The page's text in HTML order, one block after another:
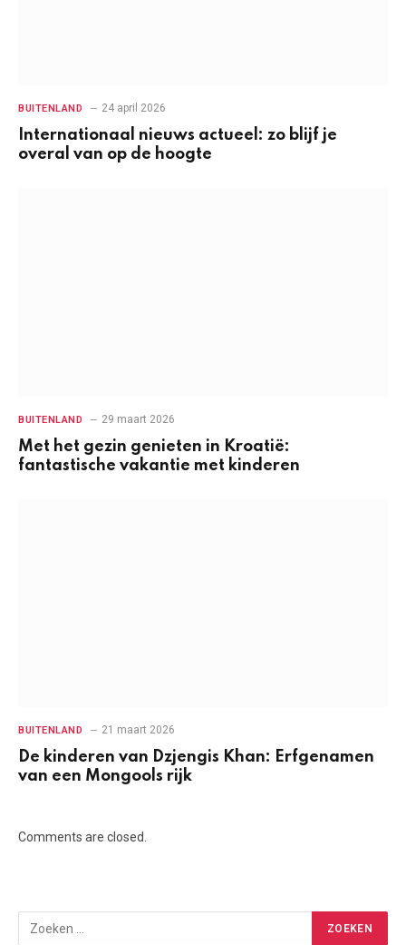
BUITENLAND 24 april 2026
Internationaal nieuws actueel: zo blijf je
overal van op de hoogte
BUITENLAND 29 maart 2026
Met het gezin genieten in Kroatië:
fantastische vakantie met kinderen
BUITENLAND 21 maart 2026
De kinderen van Dzjengis Khan: Erfgenamen
van een Mongools rijk
Comments are closed.